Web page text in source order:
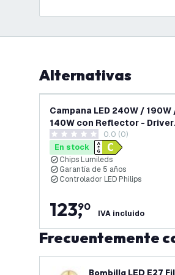
Alternativas
Campana LED 240W / 190W
140W con Reflector - Driver
Philips - 90° - 175lm/W -
IP65 - Regulable - 5 años de
garantía
0 estrellas de puntuación
0.0 (0)
En stock
Chips Lumileds
Garantía de 5 años
Controlador LED Philips
123,
90
IVA incluido
Frecuentemente
Bombilla LED E27